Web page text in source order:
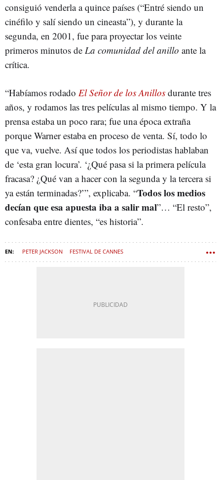
consiguió venderla a quince países (“Entré siendo un
cinéfilo y salí siendo un cineasta”), y durante la
segunda, en 2001, fue para proyectar los veinte
primeros minutos de La comunidad del anillo ante la
crítica.
“Habíamos rodado El Señor de los Anillos durante tres
años, y rodamos las tres películas al mismo tiempo. Y la
prensa estaba un poco rara; fue una época extraña
porque Warner estaba en proceso de venta. Sí, todo lo
que va, vuelve. Así que todos los periodistas hablaban
de ‘esta gran locura’. ‘¿Qué pasa si la primera película
fracasa? ¿Qué van a hacer con la segunda y la tercera si
ya están terminadas?’”, explicaba. “Todos los medios
decían que esa apuesta iba a salir mal”… “El resto”,
confesaba entre dientes, “es historia”.
PETER JACKSON FESTIVAL DE CANNES